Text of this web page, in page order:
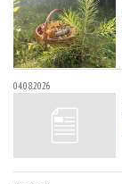
04.08.2026